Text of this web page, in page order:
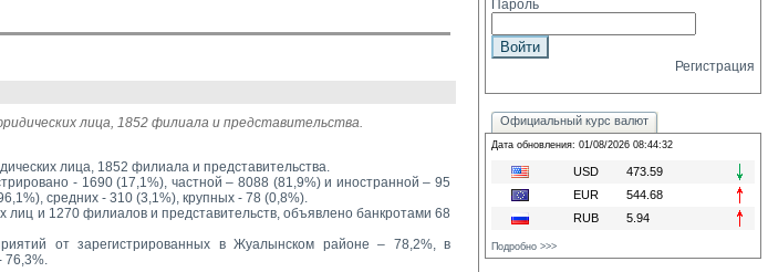
лица, 1852 филиала и представительства.
лица, 1852 филиала и представительства.
- 1690 (17,1%), частной – 8088 (81,9%) и иностранной – 95
средних - 310 (3,1%), крупных - 78 (0,8%).
лиц и 1270 филиалов и представительств, объявлено банкротами 68
от зарегистрированных в Жуалынском районе – 78,2%, в
76,3%.
Пароль
Регистрация
Официальный курс валют
Дата обновления: 01/08/2026 08:44:32
USD
473.59
EUR
544.68
RUB
5.94
Подробно >>>